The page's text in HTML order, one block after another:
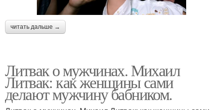
читать дальше →
Литвак о мужчинах. Михаил
Литвак: как женщины сами
делают мужчину бабником.